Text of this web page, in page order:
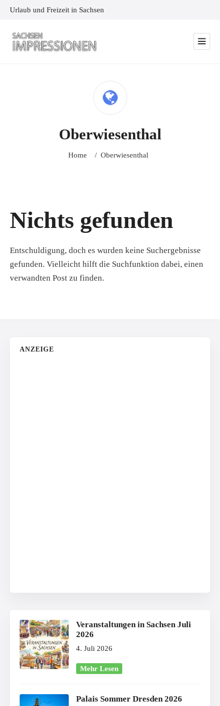
Urlaub und Freizeit in Sachsen
Oberwiesenthal
Home / Oberwiesenthal
Nichts gefunden
Entschuldigung, doch es wurden keine Suchergebnisse
gefunden. Vielleicht hilft die Suchfunktion dabei, einen
verwandten Post zu finden.
ANZEIGE
Veranstaltungen in Sachsen Juli
2026
4. Juli 2026
Mehr Lesen
Palais Sommer Dresden 2026